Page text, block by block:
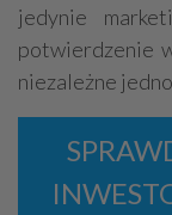
jedynie
potwierdzenie
niezależne